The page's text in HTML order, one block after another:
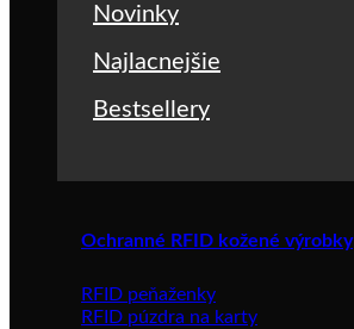
Novinky
Najlacnejšie
Bestsellery
Ochranné RFID kožené výrobky
RFID peňaženky
RFID púzdra na karty